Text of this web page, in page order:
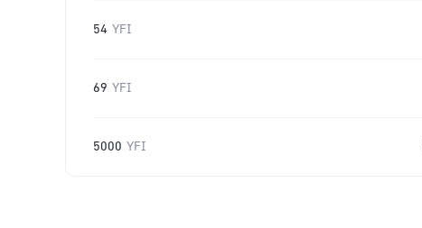
54 YFI
69 YFI
5000 YFI